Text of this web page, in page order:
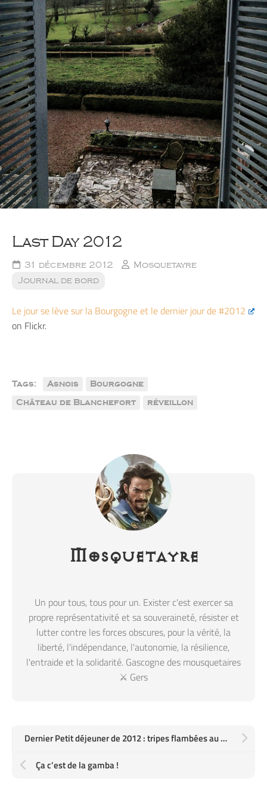
Last Day 2012
31 décembre 2012
Mosquetayre
Journal de bord
Le jour se lève sur la Bourgogne et le dernier jour de #2012
on Flickr.
Tags: Asnois
Bourgogne
Château de Blanchefort
réveillon
Mosquetayre
Un pour tous, tous pour un. Exister c'est exercer sa
propre représentativité et sa souveraineté, résister et
lutter contre les forces obscures, pour la vérité, la
liberté, l'indépendance, l'autonomie, la résilience,
l'entraide et la solidarité. Gascogne des mousquetaires
⚔️ Gers
Dernier Petit déjeuner de 2012 : tripes flambées au Cognac
Ça c’est de la gamba !